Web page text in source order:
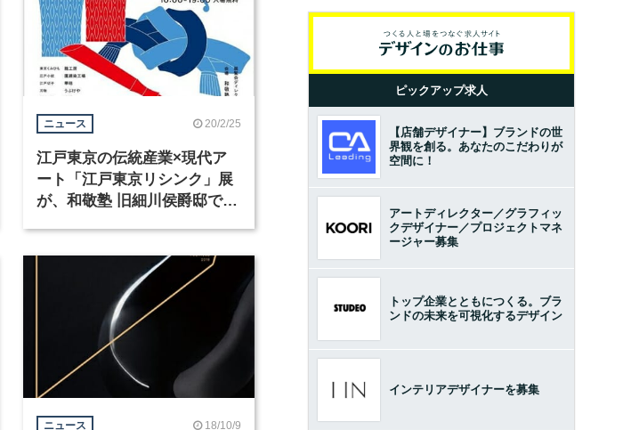
ニュース 20/2/25
江戸東京の伝統産業×現代ア
ート「江戸東京リシンク」展
が、和敬塾 旧細川侯爵邸で3
ニュース 18/10/9
ピックアップ求人
【店舗デザイナー】ブランドの世
界観を創る。あなたのこだわりが
空間に！
アートディレクター／グラフィッ
クデザイナー／プロジェクトマネ
ージャー募集
トップ企業とともにつくる。ブラ
ンドの未来を可視化するデザイン
インテリアデザイナーを募集